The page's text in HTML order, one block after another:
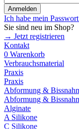
Anmelden
Ich habe mein
Sie sind neu im Shop?
→ Jetzt registrieren
Kontakt
0 Warenkorb
Verbrauchsmaterial
Praxis
Praxis
Abformung &
Abformung &
Alginate
A Silikone
C Silikone